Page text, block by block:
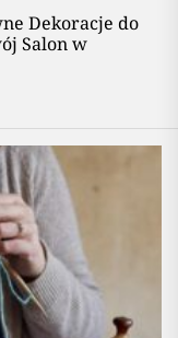
Dekoracje do
Salon w